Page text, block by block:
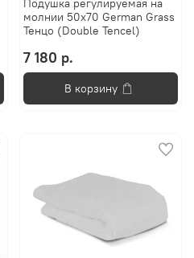
Подушка регулируемая на
молнии 50х70 German Grass
Тенцо (Double Tencel)
7 180 р.
В корзину